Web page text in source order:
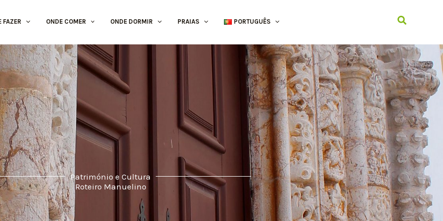
FAZER ONDE COMER ONDE DORMIR PRAIAS PORTUGUÊS Search
Património e Cultura
Roteiro Manuelino